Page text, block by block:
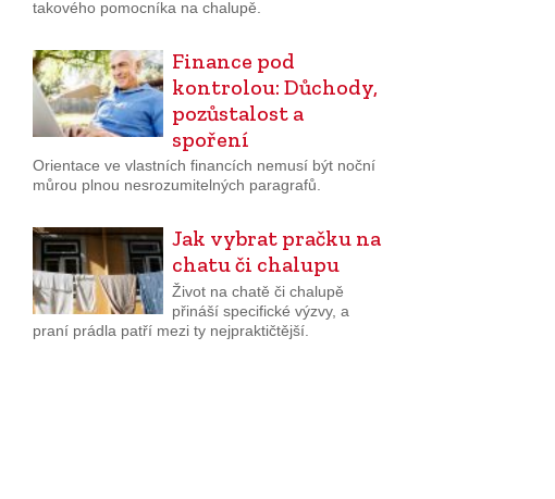
takového pomocníka na chalupě.
Finance pod
kontrolou: Důchody,
pozůstalost a
spoření
Orientace ve vlastních financích nemusí být noční
můrou plnou nesrozumitelných paragrafů.
Jak vybrat pračku na
chatu či chalupu
Život na chatě či chalupě
přináší specifické výzvy, a
praní prádla patří mezi ty nejpraktičtější.